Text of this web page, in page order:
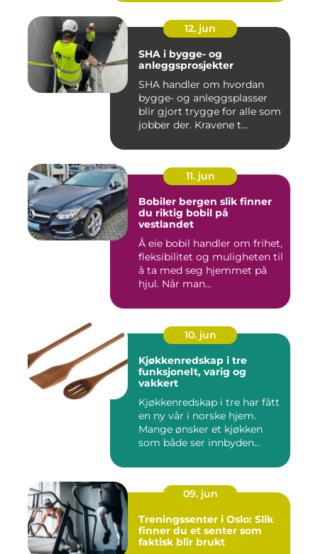
12. jun
SHA i bygge- og
anleggsprosjekter
SHA handler om hvordan
bygge- og anleggsplasser
blir gjort trygge for alle som
jobber der. Kravene t...
11. jun
Bobiler bergen slik finner
du riktig bobil på
vestlandet
Å eie bobil handler om frihet,
fleksibilitet og muligheten til
å ta med seg hjemmet på
hjul. Når man...
10. jun
Kjøkkenredskap i tre
funksjonelt, varig og
vakkert
Kjøkkenredskap i tre har fått
en ny vår i norske hjem.
Mange ønsker et kjøkken
som både ser innbyden...
09. jun
Treningssenter i Oslo: Slik
finner du et senter som
faktisk blir brukt